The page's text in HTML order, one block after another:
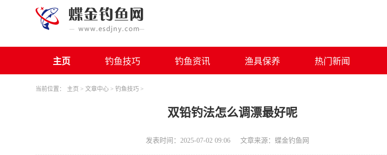
主页 钓鱼技巧 钓鱼资讯 渔具保养 热门新闻
当前位置： 主页 > 文章中心 > 钓鱼技巧 >
双铅钓法怎么调漂最好呢
发表时间：2025-07-02 09:06 文章来源：蝶金钓鱼网